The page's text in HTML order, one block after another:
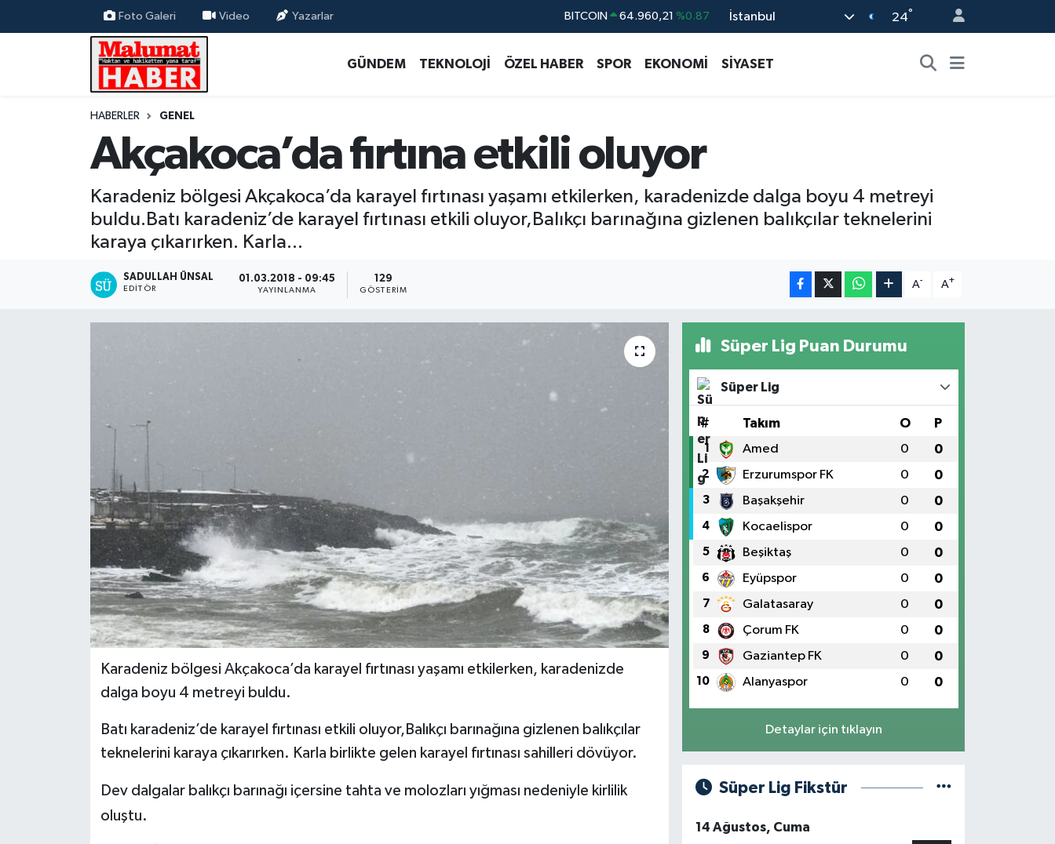
Foto Galeri Video Yazarlar BITCOIN 64.960,21 %0.87
BİST100 13.779 %-14
İstanbul 24°
GÜNDEM TEKNOLOJİ ÖZEL HABER SPOR EKONOMİ SİYASET
HABERLER GENEL
Akçakoca’da fırtına etkili oluyor
Karadeniz bölgesi Akçakoca’da karayel fırtınası yaşamı etkilerken, karadenizde dalga boyu 4 metreyi
buldu.Batı karadeniz’de karayel fırtınası etkili oluyor,Balıkçı barınağına gizlenen balıkçılar teknelerini
karaya çıkarırken. Karla...
SADULLAH ÜNSAL
EDITÖR
01.03.2018 - 09:45
YAYINLANMA
129
GÖSTERIM
A- A+
Karadeniz bölgesi Akçakoca’da karayel fırtınası yaşamı etkilerken, karadenizde
dalga boyu 4 metreyi buldu.
Batı karadeniz’de karayel fırtınası etkili oluyor,Balıkçı barınağına gizlenen balıkçılar
teknelerini karaya çıkarırken. Karla birlikte gelen karayel fırtınası sahilleri dövüyor.
Dev dalgalar balıkçı barınağı içersine tahta ve molozları yığması nedeniyle kirlilik
oluştu.
Süper Lig Puan Durumu
Süper Lig
# Takım O P
1 Amed 0 0
2 Erzurumspor FK 0 0
3 Başakşehir 0 0
4 Kocaelispor 0 0
5 Beşiktaş 0 0
6 Eyüpspor 0 0
7 Galatasaray 0 0
8 Çorum FK 0 0
9 Gaziantep FK 0 0
10 Alanyaspor 0 0
Detaylar için tıklayın
Süper Lig Fikstür
14 Ağustos, Cuma
Nöbetçi Eczaneler
Trafik Durumu
Süper Lig Puan Durumu ve Fikstür
Tüm Manşetler
Haber Arşivi